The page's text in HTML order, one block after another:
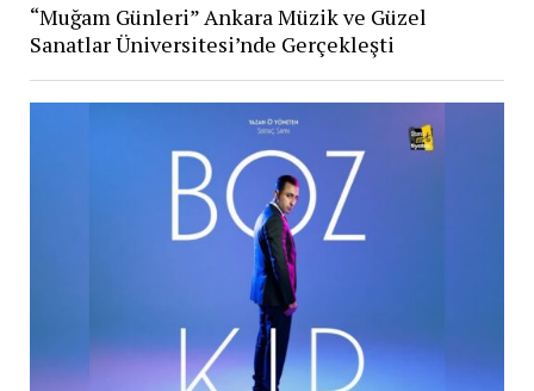
“Muğam Günleri” Ankara Müzik ve Güzel
Sanatlar Üniversitesi’nde Gerçekleşti